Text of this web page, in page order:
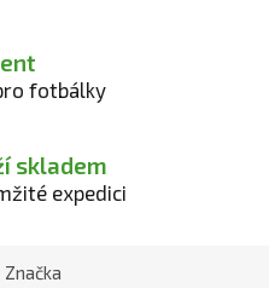
fotbálky
skladem
expedici
Značka